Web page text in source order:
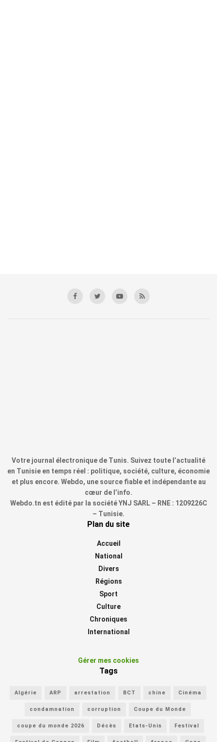
Votre journal électronique de Tunis. Suivez toute l’actualité
en Tunisie en temps réel : politique, société, culture, économie
et plus encore. Webdo, une source fiable et indépendante au
cœur de l’info.
Webdo.tn est édité par la société YNJ SARL – RNE : 1209226C
– Tunisie.
Plan du site
Accueil
National
Divers
Régions
Sport
Culture
Chroniques
International
Gérer mes cookies
Tags
Algérie ARP arrestation BCT chine Cinéma
condamnation corruption Coupe du Monde
coupe du monde 2026 Décès Etats-Unis Festival